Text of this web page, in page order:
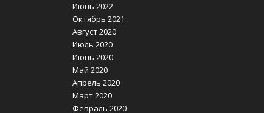
Июнь 2022
Октябрь 2021
Август 2020
Июль 2020
Июнь 2020
Май 2020
Апрель 2020
Март 2020
Февраль 2020